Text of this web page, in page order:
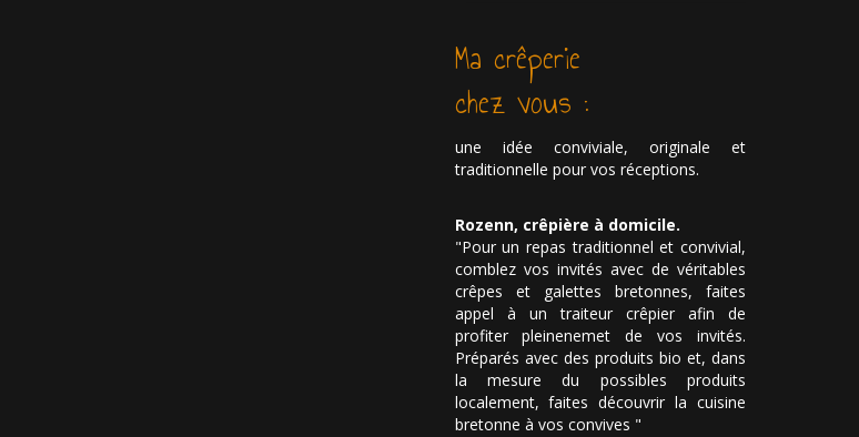
Ma crêperie
chez vous :
une idée conviviale, originale et
traditionnelle pour vos réceptions.
Rozenn, crêpière à domicile.
"Pour un repas traditionnel et convivial,
comblez vos invités avec de véritables
crêpes et galettes bretonnes, faites
appel à un traiteur crêpier afin de
profiter pleinenemet de vos invités.
Préparés avec des produits bio et, dans
la mesure du possibles produits
localement, faites découvrir la cuisine
bretonne à vos convives "